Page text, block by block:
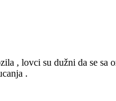
, lovci su dužni da se sa
.